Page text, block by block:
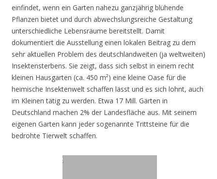
einfindet, wenn ein Garten nahezu ganzjährig blühende
Pflanzen bietet und durch abwechslungsreiche Gestaltung
unterschiedliche Lebensräume bereitstellt. Damit
dokumentiert die Ausstellung einen lokalen Beitrag zu dem
sehr aktuellen Problem des deutschlandweiten (ja weltweiten)
Insektensterbens. Sie zeigt, dass sich selbst in einem recht
kleinen Hausgarten (ca. 450 m²) eine kleine Oase für die
heimische Insektenwelt schaffen lässt und es sich lohnt, auch
im Kleinen tätig zu werden. Etwa 17 Mill. Gärten in
Deutschland machen 2% der Landesfläche aus. Mit seinem
eigenen Garten kann jeder sogenannte Trittsteine für die
bedrohte Tierwelt schaffen.